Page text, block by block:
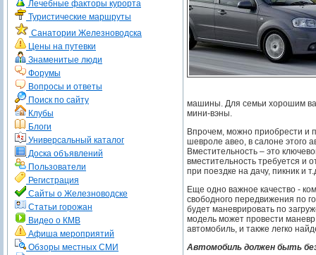
Лечебные факторы курорта
Туристические маршруты
Санатории Железноводска
Цены на путевки
Знаменитые люди
Форумы
Вопросы и ответы
Поиск по сайту
Клубы
Блоги
Универсальный каталог
Доска объявлений
Пользователи
Регистрация
Сайты о Железноводске
Статьи горожан
Видео о КМВ
Афиша мероприятий
Обзоры местных СМИ
машины. Для семьи хорошим
мини-вэны.
Впрочем, можно приобрести и
шевроле авео, в салоне этого
Вместительность – это
вместительность требуется и
при поездке на дачу, пикник и
Еще одно важное качество -
свободного передвижения по
будет маневрировать по
модель может провести
автомобиль, и также легко
Автомобиль должен быть